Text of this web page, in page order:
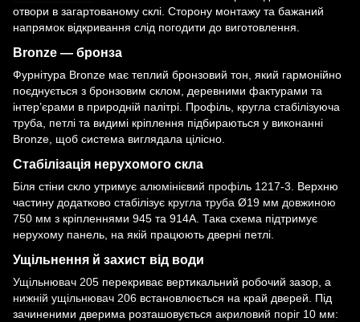
отвори в загартованому склі. Сторону монтажу та бажаний
напрямок відкривання слід погодити до виготовлення.
Bronze — бронза
Фурнітура Bronze має теплий бронзовий тон, який гармонійно
поєднується з бронзовим склом, деревними фактурами та
інтер’єрами в природній палітрі. Профіль, кругла стабілізуюча
труба, петлі та видимі кріплення підбираються у виконанні
Bronze, щоб система виглядала цілісно.
Стабілізація нерухомого скла
Біля стіни скло утримує алюмінієвий профіль 1217-3 . Верхню
частину додатково стабілізує кругла труба Ø19 мм довжиною
750 мм з кріпленнями 945 та 914A. Така схема підтримує
нерухому панель, на якій працюють дверні петлі.
Ущільнення й захист від води
Ущільнювач 205 перекриває вертикальний робочий зазор, а
нижній ущільнювач 206 встановлюється на край дверей. Під
зачиненими дверима розташовується акриловий поріг 10 мм: